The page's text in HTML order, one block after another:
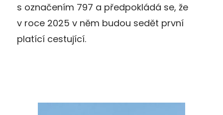
s označením 797 a předpokládá se, že
v roce 2025 v něm budou sedět první
platící cestující.